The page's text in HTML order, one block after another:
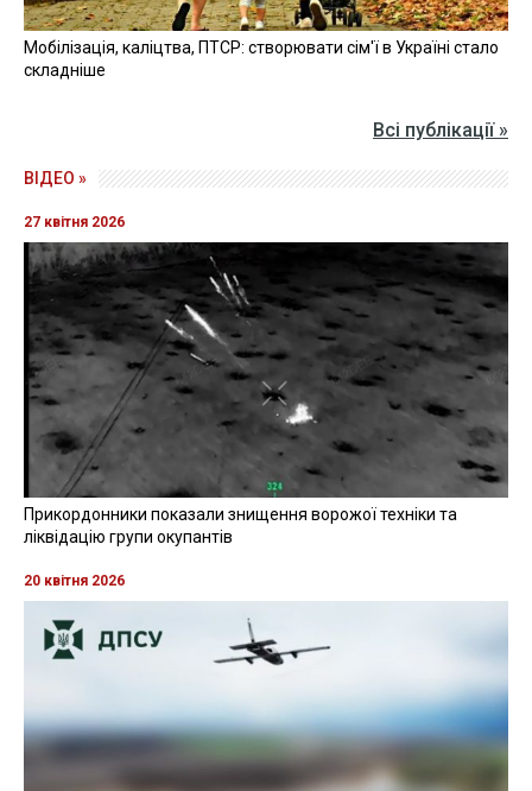
Мобілізація, каліцтва, ПТСР: створювати сім'ї в Україні стало
складніше
Всі публікації »
ВІДЕО »
27 квітня 2026
Прикордонники показали знищення ворожої техніки та
ліквідацію групи окупантів
20 квітня 2026